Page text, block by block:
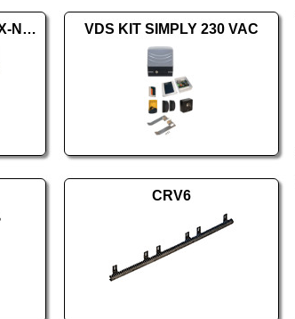
PROTECO Leader-3TI/DX-New jobbos VDS KIT SIMPLY 230 VAC
CRV6